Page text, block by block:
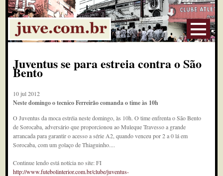
Juventus se para estreia contra o São
Bento
10 jul 2012
Neste domingo o tecnico Ferreirão comanda o time às 10h
O Juventus da moca estréia neste domingo, às 10h. O time enfrenta o São Bento
de Sorocaba, adversário que proporcionou ao Muleque Travesso a grande
arrancada para garantir o acesso a série A2, quando venceu por 2 a 0 lá em
Sorocaba, com um golaço de Thiaguinho....
Continue lendo está notícia no site: FI
http://www.futebolinterior.com.br/clube/juventus-